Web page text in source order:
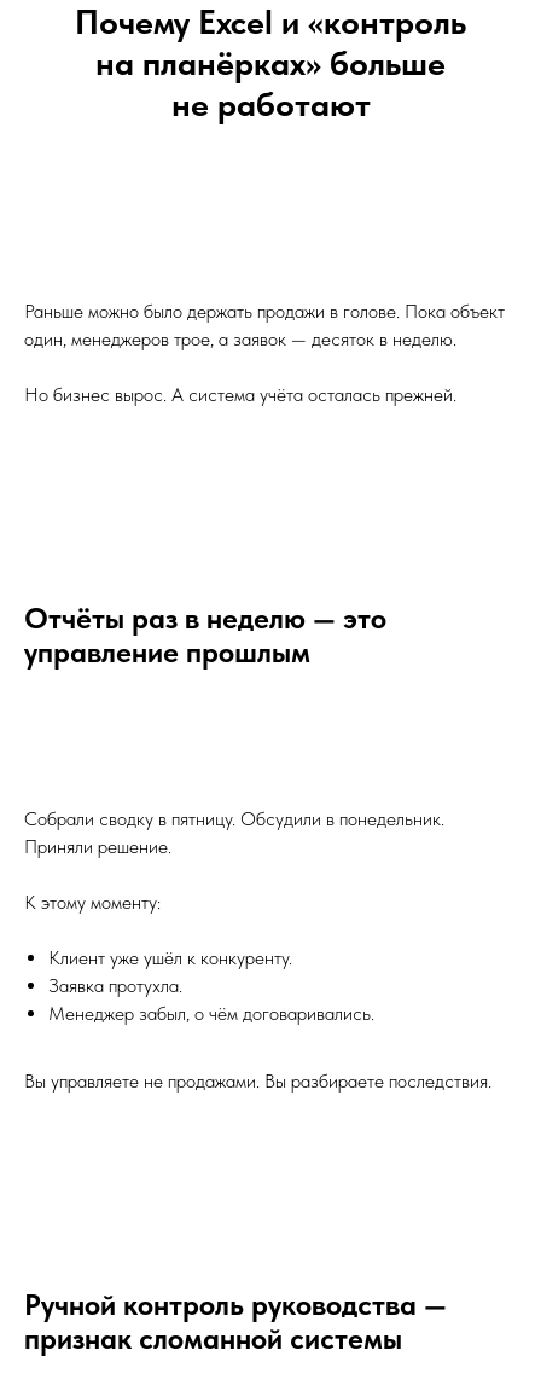
Почему Excel и «контроль
на планёрках» больше
не работают
Раньше можно было держать продажи в голове. Пока объект
один, менеджеров трое, а заявок — десяток в неделю.
Но бизнес вырос. А система учёта осталась прежней.
Отчёты раз в неделю — это
управление прошлым
Собрали сводку в пятницу. Обсудили в понедельник.
Приняли решение.
К этому моменту:
Клиент уже ушёл к конкуренту.
Заявка протухла.
Менеджер забыл, о чём договаривались.
Вы управляете не продажами. Вы разбираете последствия.
Ручной контроль руководства —
признак сломанной системы